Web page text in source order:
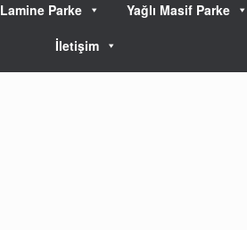
Lamine Parke Yağlı Masif Parke
İletişim